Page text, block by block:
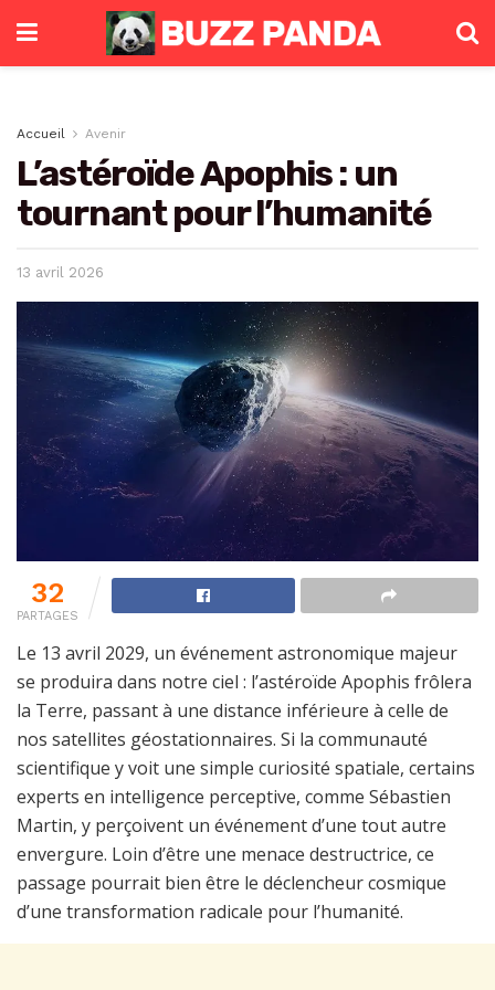
Accueil Avenir
L’astéroïde Apophis : un
tournant pour l’humanité
13 avril 2026
32
PARTAGES
Le 13 avril 2029, un événement astronomique majeur
se produira dans notre ciel : l’astéroïde Apophis frôlera
la Terre, passant à une distance inférieure à celle de
nos satellites géostationnaires. Si la communauté
scientifique y voit une simple curiosité spatiale, certains
experts en intelligence perceptive, comme Sébastien
Martin, y perçoivent un événement d’une tout autre
envergure. Loin d’être une menace destructrice, ce
passage pourrait bien être le déclencheur cosmique
d’une transformation radicale pour l’humanité.